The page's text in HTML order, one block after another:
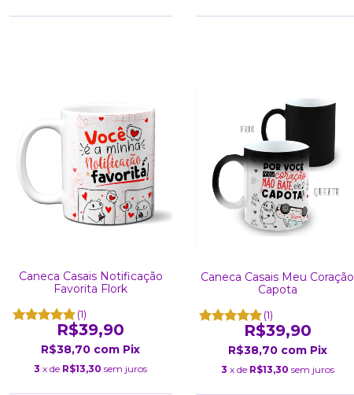
Caneca Casais Notificação
Favorita Flork
(1)
R$39,90
R$38,70 com Pix
3 x de R$13,30 sem juros
Caneca Casais Meu Coração
Capota
(1)
R$39,90
R$38,70 com Pix
3 x de R$13,30 sem juros